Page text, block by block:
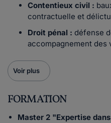
Contentieux civil :
contractuelle et
Droit pénal : défense
accompagnement des
Voir plus
FORMATION
Master 2 "Expertise